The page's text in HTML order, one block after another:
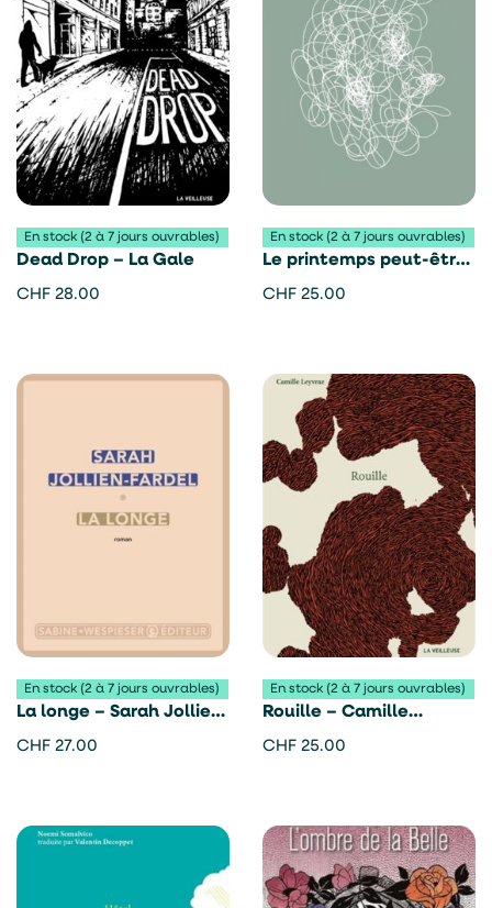
En stock (2 à 7 jours ouvrables)
Dead Drop – La Gale
CHF 28.00
En stock (2 à 7 jours ouvrables)
Le printemps peut-être
– Léna Furlan
CHF 25.00
En stock (2 à 7 jours ouvrables)
La longe – Sarah Jollien-
Fardel
CHF 27.00
En stock (2 à 7 jours ouvrables)
Rouille – Camille
Leyvraz
CHF 25.00